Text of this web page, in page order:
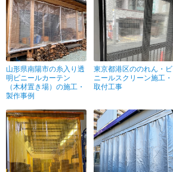
山形県南陽市の糸入り透
明ビニールカーテン
（木材置き場）の施工・
製作事例
東京都港区ののれん・ビ
ニールスクリーン施工・
取付工事